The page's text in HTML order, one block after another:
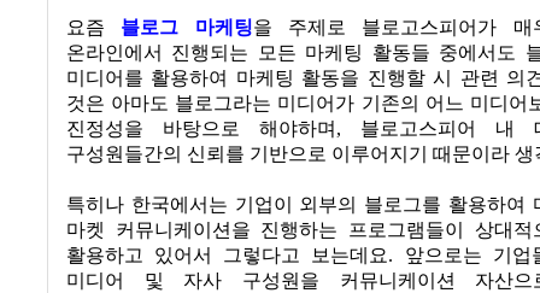
요즘 블로그 마케팅을 주제로 블로고스피어가 매
온라인에서 진행되는 모든 마케팅 활동들 중에서도
미디어를 활용하여 마케팅 활동을 진행할 시 관련 의
것은 아마도 블로그라는 미디어가 기존의 어느 미디어
진정성을 바탕으로 해야하며, 블로고스피어 내
구성원들간의 신뢰를 기반으로 이루어지기 때문이라 생
특히나 한국에서는 기업이 외부의 블로그를 활용하여
마켓 커뮤니케이션을 진행하는 프로그램들이 상대
활용하고 있어서 그렇다고 보는데요. 앞으로는 기
미디어 및 자사 구성원을 커뮤니케이션 자산으